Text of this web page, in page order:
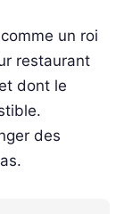
un roi
restaurant
dont le
des